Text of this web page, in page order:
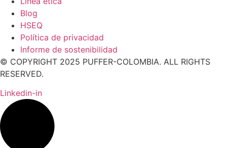
Blog
HSEQ
Política de privacidad
Informe de sostenibilidad
© COPYRIGHT 2025 PUFFER-COLOMBIA. ALL RIGHTS
RESERVED.
Linkedin-in